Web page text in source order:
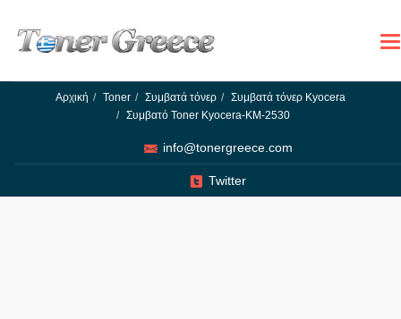
Αρχική Toner Συμβατά τόνερ
Συμβατά τόνερ Kyocera
Συμβατό Toner Kyocera-KM-2530
info@tonergreece.com
Twitter